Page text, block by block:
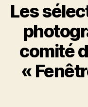
Les
comité
«